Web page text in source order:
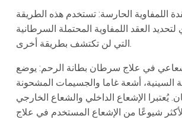
اللمفاوية الحارسة: تستخدم هذه الطريقة
لتحديد العقد اللمفاوية المحتملة السرطانية
التي لن تكتشف بطريقة أخرى.
في علاج سرطان بطانة الرحم: يوضع
السينية، أشعة غاما والجسيمات المشحونة
يُعتبرا الإشعاع الداخلي والشعاع الخارجي
شيوعًا من الإشعاع المستخدم في علاج